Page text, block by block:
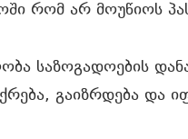
რომ არ მოუწიოს
საზოგადოების
გაიზრდება და